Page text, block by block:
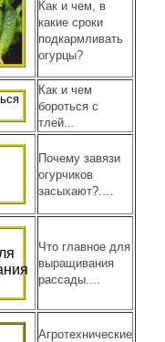
Как и чем, в
какие сроки
подкармливать
огурцы?
Как и чем
бороться с
тлей...
Почему завязи
огурчиков
засыхают?....
Что главное для
выращивания
рассады....
Агротехнические